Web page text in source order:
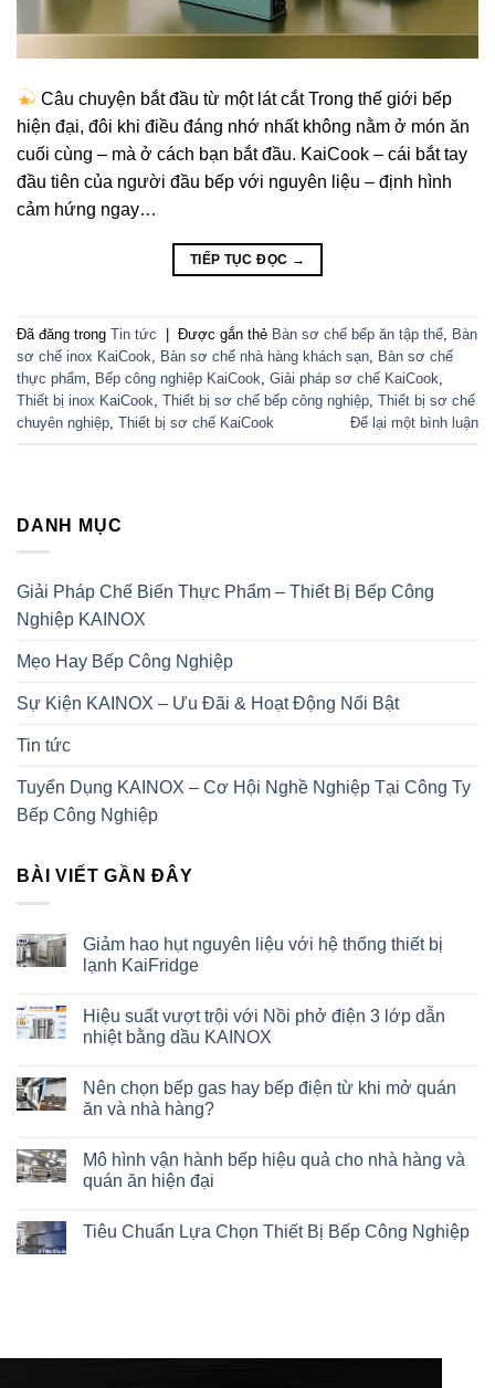
Câu chuyện bắt đầu từ một lát cắt Trong thế giới bếp
hiện đại, đôi khi điều đáng nhớ nhất không nằm ở món ăn
cuối cùng – mà ở cách bạn bắt đầu. KaiCook – cái bắt tay
đầu tiên của người đầu bếp với nguyên liệu – định hình
cảm hứng ngay…
TIẾP TỤC ĐỌC →
Đã đăng trong Tin tức Được gắn thẻ Bàn sơ chế bếp ăn tập thể, Bàn
sơ chế inox KaiCook, Bàn sơ chế nhà hàng khách sạn, Bàn sơ chế
thực phẩm, Bếp công nghiệp KaiCook, Giải pháp sơ chế KaiCook,
Thiết bị inox KaiCook, Thiết bị sơ chế bếp công nghiệp, Thiết bị sơ chế
chuyên nghiệp, Thiết bị sơ chế KaiCook Để lại một bình luận
DANH MỤC
Giải Pháp Chế Biến Thực Phẩm – Thiết Bị Bếp Công
Nghiệp KAINOX
Mẹo Hay Bếp Công Nghiệp
Sự Kiện KAINOX – Ưu Đãi & Hoạt Động Nổi Bật
Tin tức
Tuyển Dụng KAINOX – Cơ Hội Nghề Nghiệp Tại Công Ty
Bếp Công Nghiệp
BÀI VIẾT GẦN ĐÂY
Giảm hao hụt nguyên liệu với hệ thống thiết bị
lạnh KaiFridge
Hiệu suất vượt trội với Nồi phở điện 3 lớp dẫn
nhiệt bằng dầu KAINOX
Nên chọn bếp gas hay bếp điện từ khi mở quán
ăn và nhà hàng?
Mô hình vận hành bếp hiệu quả cho nhà hàng và
quán ăn hiện đại
Tiêu Chuẩn Lựa Chọn Thiết Bị Bếp Công Nghiệp